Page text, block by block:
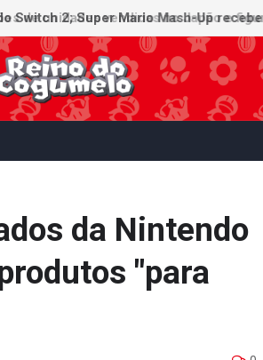
Switch 2; Super Mario Mash-Up
da Nintendo
"para